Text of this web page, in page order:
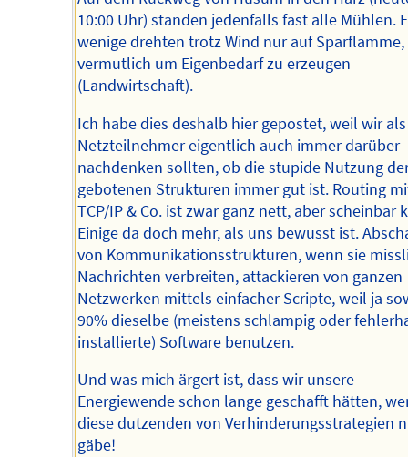
10:00 Uhr) standen jedenfalls fast alle Mühlen.
wenige drehten trotz Wind nur auf Sparflamme,
vermutlich um Eigenbedarf zu erzeugen
(Landwirtschaft).
Ich habe dies deshalb hier gepostet, weil wir als
Netzteilnehmer eigentlich auch immer darüber
nachdenken sollten, ob die stupide Nutzung
gebotenen Strukturen immer gut ist. Routing
TCP/IP & Co. ist zwar ganz nett, aber scheinbar
Einige da doch mehr, als uns bewusst ist.
von Kommunikationsstrukturen, wenn sie
Nachrichten verbreiten, attackieren von ganzen
Netzwerken mittels einfacher Scripte, weil ja
90% dieselbe (meistens schlampig oder
installierte) Software benutzen.
Und was mich ärgert ist, dass wir unsere
Energiewende schon lange geschafft hätten,
diese dutzenden von Verhinderungsstrategien
gäbe!